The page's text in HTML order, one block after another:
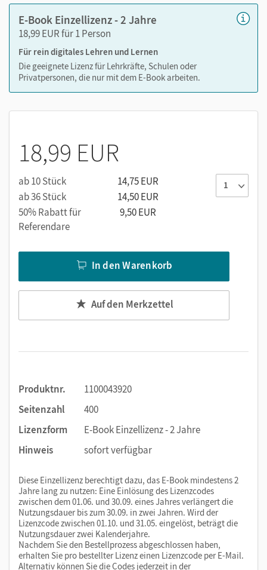
Videos
Grammatikerklärvideos
Writing Checklists(PDF)
Lösungen zu denSkills files
Lösungen zu den Intercultural Communication files
E-Book Einzellizenz - 2 Jahre
18,99 EUR für 1 Person
Für rein digitales Lehren und Lernen
Die geeignete Lizenz für Lehrkräfte, Schulen oder
Privatpersonen, die nur mit dem E-Book arbeiten.
18,99 EUR
ab 10 Stück
14,75 EUR
ab 36 Stück
14,50 EUR
50% Rabatt für
Referendare
9,50 EUR
In den Warenkorb
Auf den Merkzettel
Produktnr.
1100043920
Seitenzahl
400
Lizenzform
E-Book Einzellizenz - 2 Jahre
Hinweis
sofort verfügbar
Diese Einzellizenz berechtigt dazu, das E-Book mindestens 2
Jahre lang zu nutzen: Eine Einlösung des Lizenzcodes
zwischen dem 01.06. und 30.09. eines Jahres verlängert die
Nutzungsdauer bis zum 30.09. in zwei Jahren. Wird der
Lizenzcode zwischen 01.10. und 31.05. eingelöst, beträgt die
Nutzungsdauer zwei Kalenderjahre.
Nachdem Sie den Bestellprozess abgeschlossen haben,
erhalten Sie pro bestellter Lizenz einen Lizenzcode per E-Mail.
Alternativ können Sie die Codes jederzeit in der